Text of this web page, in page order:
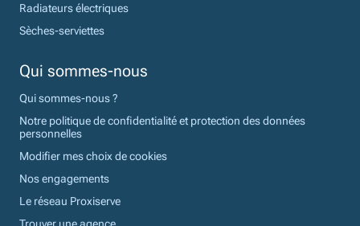
Radiateurs électriques
Sèches-serviettes
Qui sommes-nous
Qui sommes-nous ?
Notre politique de confidentialité et protection des données
personnelles
Modifier mes choix de cookies
Nos engagements
Le réseau Proxiserve